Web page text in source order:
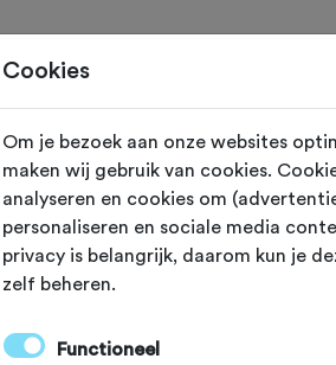
De vereniging met nummer
Cookies
Om je bezoek aan onze websites
maken wij gebruik van cookies.
analyseren en cookies om
personaliseren en sociale media
privacy is belangrijk, daarom kun je
zelf beheren.
Functioneel